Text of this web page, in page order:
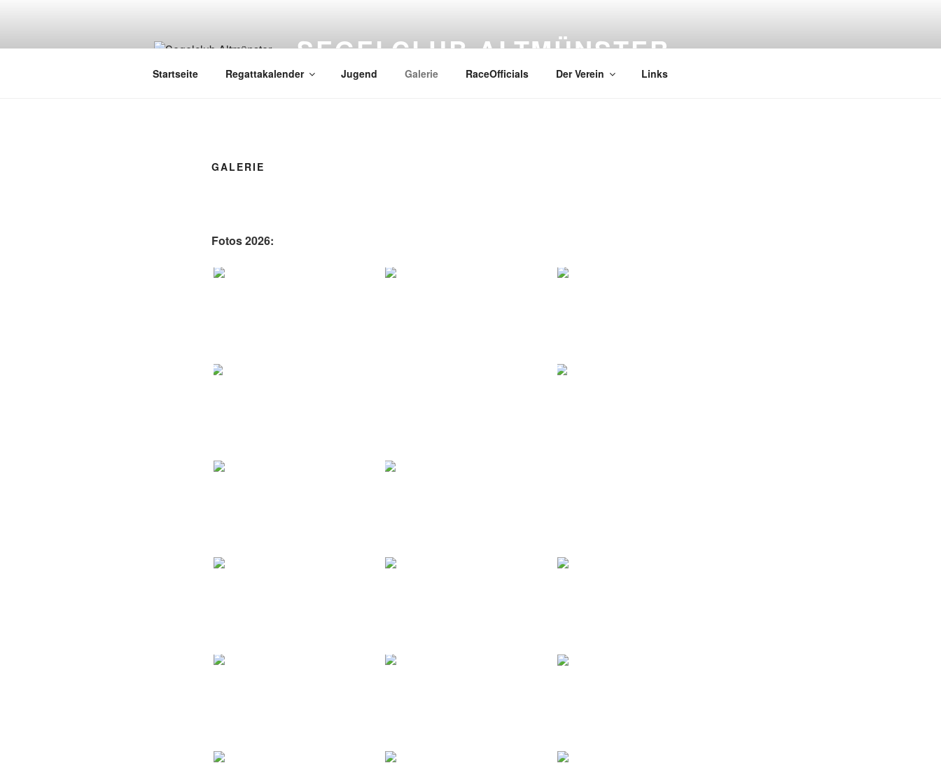
SEGELCLUB ALTMÜNSTER
Startseite Regattakalender Jugend Galerie RaceOfficials Der Verein Links
GALERIE
Fotos 2026: